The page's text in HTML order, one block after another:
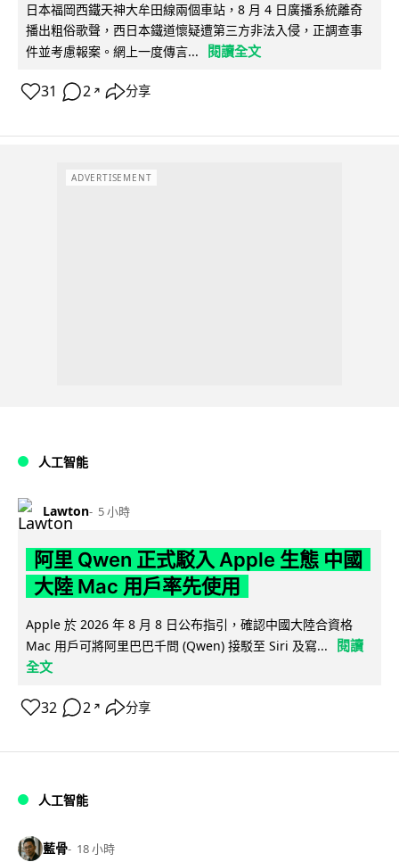
日本福岡西鐵天神大牟田線兩個車站，8 月 4 日廣播系統離奇
播出粗俗歌聲，西日本鐵道懷疑遭第三方非法入侵，正調查事
件並考慮報案。網上一度傳言...
閱讀全文
31 2 ↗ 分享
ADVERTISEMENT
人工智能
Lawton 5 小時
阿里 Qwen 正式駁入 Apple 生態 中國
大陸 Mac 用戶率先使用
Apple 於 2026 年 8 月 8 日公布指引，確認中國大陸合資格
Mac 用戶可將阿里巴巴千問 (Qwen) 接駁至 Siri 及寫...
閱讀
全文
32 2 ↗ 分享
人工智能
藍骨 18 小時